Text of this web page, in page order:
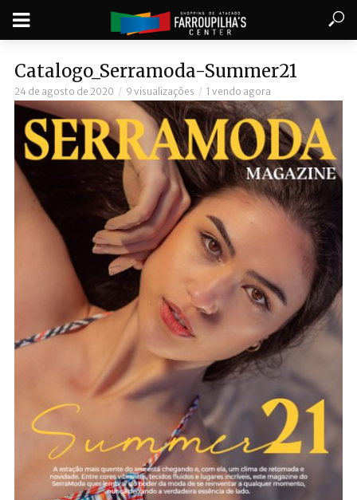
Catalogo_Serramoda-Summer21
24 de agosto de 2020 9 visualizações 1 vendo agora